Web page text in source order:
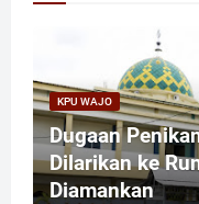
KPU WAJO
Dugaan
Dilarikan ke
Diamankan